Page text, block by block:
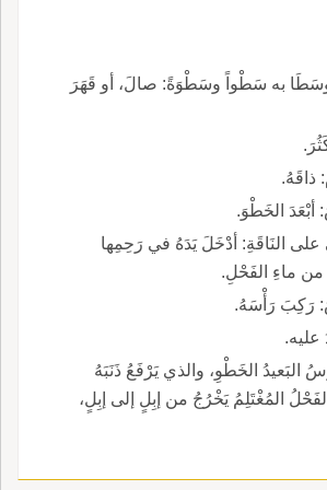
مُسْنَدَةٍ إلى النبيِّ صلى الله عليه
صلاةِ العصرِ’‘، لأنه ليس المُرادُ بها في
في التَّنْزِيلِ.
به سَطْواً وسَطْوَةً: صالَ، أو قَهَرَ
ذاقَهُ.
الخَطْوَ.
النَاقَةِ: أدْخَلَ يَدَهُ في رَحِمِها
من ماءِ الفَحْلِ.
رَكِبَ رَأْسَهُ.
البَعيدُ الخَطْوِ، والذي يَرْفَعُ ذَنَبَهُ
المُغْتَلِمُ يَخْرُجُ من إبِلٍ إلى إبِلٍ،